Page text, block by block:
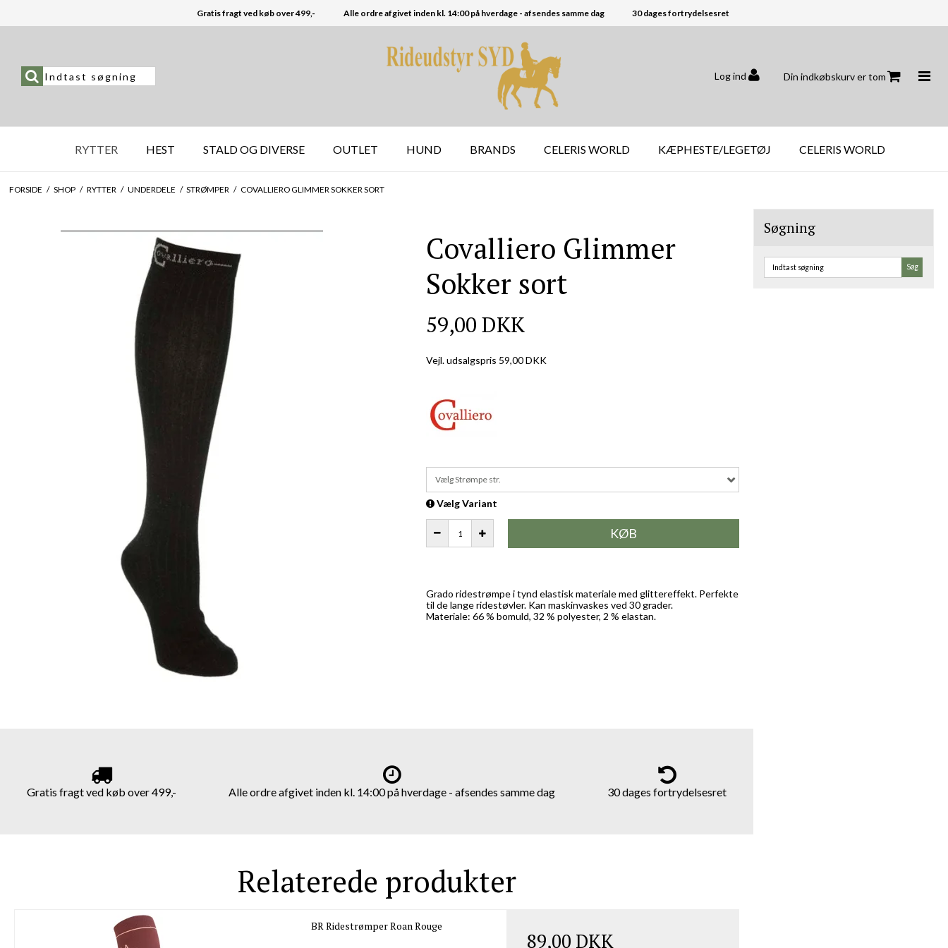
Gratis fragt ved køb over 499,- Alle ordre afgivet inden kl. 14:00 på hverdage - afsendes samme dag 30 dages fortrydelsesret
Log ind Din indkøbskurv er tom
RYTTER HEST STALD OG DIVERSE OUTLET HUND BRANDS CELERIS WORLD KÆPHESTE/LEGETØJ CELERIS WORLD
FORSIDE / SHOP / RYTTER / UNDERDELE / STRØMPER / COVALLIERO GLIMMER SOKKER SORT
Covalliero Glimmer
Sokker sort
59,00 DKK
Vejl. udsalgspris 59,00 DKK
Vælg Strømpe str.
Vælg Variant
KØB
Grado ridestrømpe i tynd elastisk materiale med glittereffekt. Perfekte
til de lange ridestøvler. Kan maskinvaskes ved 30 grader.
Materiale: 66 % bomuld, 32 % polyester, 2 % elastan.
Gratis fragt ved køb over 499,- Alle ordre afgivet inden kl. 14:00 på hverdage - afsendes samme dag 30 dages fortrydelsesret
Relaterede produkter
BR Ridestrømper Roan Rouge
89,00 DKK
Søgning
Søg